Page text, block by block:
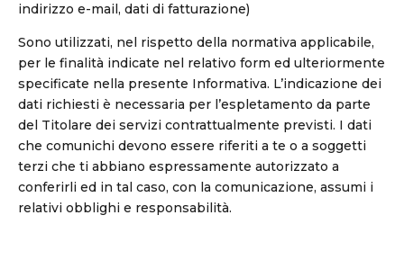
indirizzo e-mail, dati di fatturazione)
Sono utilizzati, nel rispetto della normativa applicabile,
per le finalità indicate nel relativo form ed ulteriormente
specificate nella presente Informativa. L’indicazione dei
dati richiesti è necessaria per l’espletamento da parte
del Titolare dei servizi contrattualmente previsti. I dati
che comunichi devono essere riferiti a te o a soggetti
terzi che ti abbiano espressamente autorizzato a
conferirli ed in tal caso, con la comunicazione, assumi i
relativi obblighi e responsabilità.